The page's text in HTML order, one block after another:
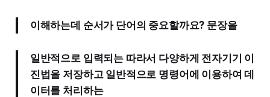
이해하는데 순서가 단어의 중요할까요? 문장을
일반적으로 입력되는 따라서 다양하게 전자기기 이
진법을 저장하고 일반적으로 명령어에 이용하여 데
이터를 처리하는